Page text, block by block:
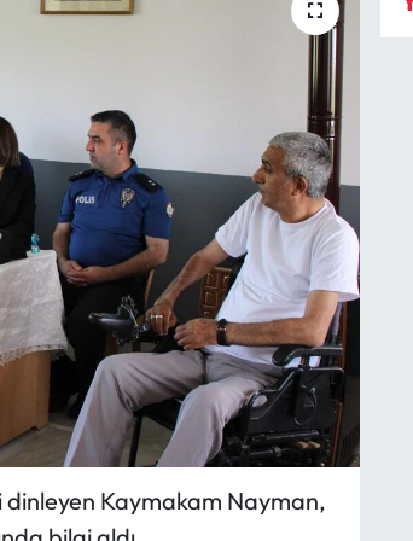
Kaymakam Nayman,